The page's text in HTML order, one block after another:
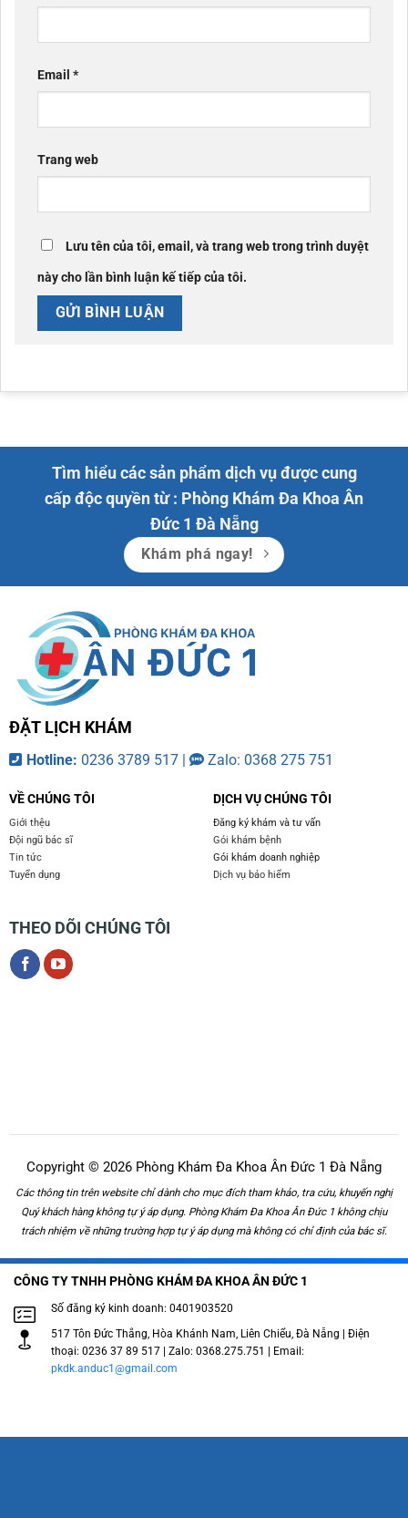
Email *
Trang web
Lưu tên của tôi, email, và trang web trong trình duyệt
này cho lần bình luận kế tiếp của tôi.
Tìm hiểu các sản phẩm dịch vụ được cung
cấp độc quyền từ : Phòng Khám Đa Khoa Ân
Đức 1 Đà Nẵng
Khám phá ngay!
ĐẶT LỊCH KHÁM
Hotline: 0236 3789 517 | Zalo: 0368 275 751
VỀ CHÚNG TÔI
Giới thệu
Đội ngũ bác sĩ
Tin tức
Tuyển dụng
DỊCH VỤ CHÚNG TÔI
Đăng ký khám và tư vấn
Gói khám bệnh
Gói khám doanh nghiệp
Dịch vụ bảo hiểm
THEO DÕI CHÚNG TÔI
Copyright © 2026 Phòng Khám Đa Khoa Ân Đức 1 Đà Nẵng
Các thông tin trên website chỉ dành cho mục đích tham khảo, tra cứu, khuyến nghị
Quý khách hàng không tự ý áp dụng. Phòng Khám Đa Khoa Ân Đức 1 không chịu
trách nhiệm về những trường hợp tự ý áp dụng mà không có chỉ định của bác sĩ.
CÔNG TY TNHH PHÒNG KHÁM ĐA KHOA ÂN ĐỨC 1
Số đăng ký kinh doanh: 0401903520
517 Tôn Đức Thắng, Hòa Khánh Nam, Liên Chiểu, Đà Nẵng | Điện
thoại: 0236 37 89 517 | Zalo: 0368.275.751 | Email:
pkdk.anduc1@gmail.com